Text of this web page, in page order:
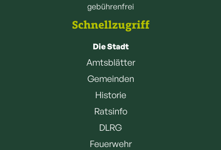
gebührenfrei
Schnellzugriff
Die Stadt
Amtsblätter
Gemeinden
Historie
Ratsinfo
DLRG
Feuerwehr